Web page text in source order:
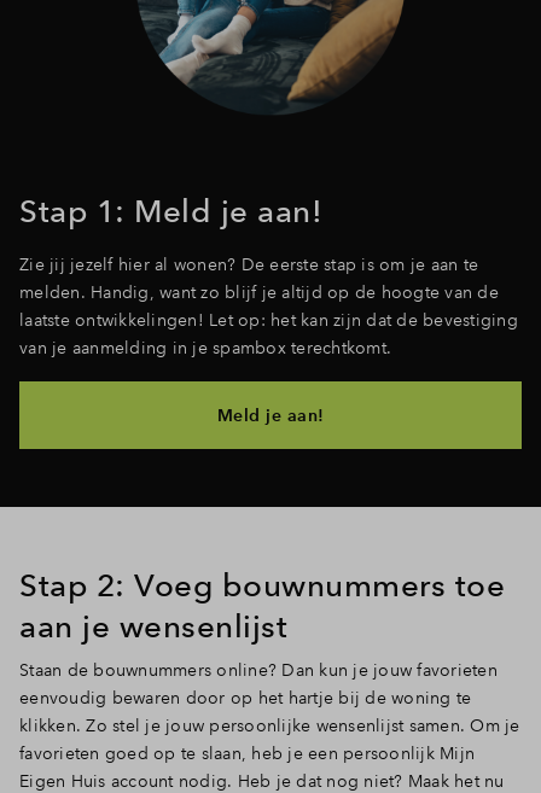
Stap 1: Meld je aan!
Zie jij jezelf hier al wonen? De eerste stap is om je aan te
melden. Handig, want zo blijf je altijd op de hoogte van de
laatste ontwikkelingen! Let op: het kan zijn dat de bevestiging
van je aanmelding in je spambox terechtkomt.
Meld je aan!
Stap 2: Voeg bouwnummers toe
aan je wensenlijst
Staan de bouwnummers online? Dan kun je jouw favorieten
eenvoudig bewaren door op het hartje bij de woning te
klikken. Zo stel je jouw persoonlijke wensenlijst samen. Om je
favorieten goed op te slaan, heb je een persoonlijk Mijn
Eigen Huis account nodig. Heb je dat nog niet? Maak het nu